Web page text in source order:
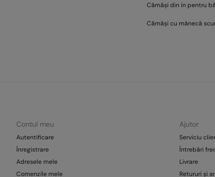
Cămăși din in pentru
Cămăși cu mânecă
Contul meu
Autentificare
Înregistrare
Adresele mele
Comenzile mele
Ajutor
Serviciu
Întrebări
Livrare
Retururi și